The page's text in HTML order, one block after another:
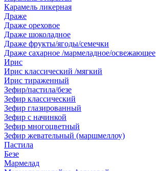
Карамель ликерная
Драже
Драже ореховое
Драже шоколадное
Драже фрукты/ягоды/семечки
Драже сахарное /мармеладное/освежающее
Ирис
Ирис классический /мягкий
Ирис тираженный
Зефир/пастила/безе
Зефир классический
Зефир глазированный
Зефир с начинкой
Зефир многоцветный
Зефир жевательный (маршмеллоу)
Пастила
Безе
Мармелад